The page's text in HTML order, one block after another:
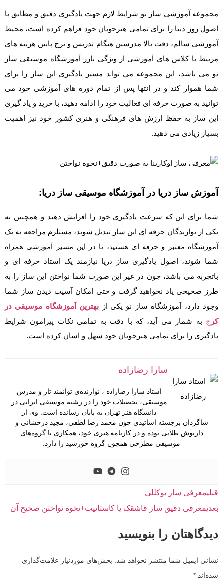
مجموعه آموزشی ساز نو شرایط لازم جهت یادگیری دقیق و مطابق با
اصول روز دنیا را برای تمامی هنرجویان خود فراهم کرده است، محیط
آموزشی سالم، دقت بالا مدرسین هنگام تدریس و نرخ پایین هزینه های
مرتبط با کلاس های آموزشی از ویژگی بارز آموزشگاه موسیقی ساز
نو می باشد، این مجموعه می تواند مسیر یادگیری این ساز را برای
شما هموار کند و در انتها پس از اتمام دوره های آموزشی خود می
توانید به صورت حرفه ای فعالیت خود را ادامه دهید، با خرید و یاد گیری
این ساز به حفظ ارزش های فرهنگی و هنری کشور خود نیز اهمیت
بسیار زیادی می دهید.
آموزش ساز دریا در آموزشگاه موسیقی ساز دریا:
شما برای این که سرعت یادگیری خود را افزایش دهید و همچنین به
یکی از نوازندگان حرفه ای این ساز تبدیل شوید، مستلزم مراجعه به یک
آموزشگاه معتبر و حرفه ای هستید، تا در این مسیر آموزشی همراه
شما شوند، اصول یادگیری ساز دریا نیازمند یک استاد حرفه ای و
باتجربه می باشد، چون در غیر این صورت شما نواختن این ساز را به
طرز صحیحی یاد نخواهید گرفت و حتی امکان آسیب دیدن ساز شما
وجود دارد، آموزشگاه ساز نو یکی از بهترین آموزشگاه موسیقی در
کر ج به شمار می آید، که با دقت به تمامی نکات پیرامون شرایط
یادگیری را برای تمامی هنرجویان خود سهل و آسان کرده است.
سارا رضازاده
استاد سارا رضازاده ، نوازنده‌ی توانمند تار و مدرس
موسیقی، تحصیلات خود را در رشته موسیقی ایرانی در
دانشگاه هنر تهران به پایان رسانده است. وی از
شاگردان برجسته اساتیدی چون محمد رضا لطفی، مجید درخشانی و
داریوش طلایی بوده و در کارنامه هنری خود، همکاری با گروه‌های
موسیقی مطرحی همچون گروه خورشید را دارد.
قبلیمعرفی ساز یوکللی
بعدیمعرفی دقیق ساز قاشقک یا کاستانیت+نحوه نواختن صحیح آن
دیدگاهتان را بنویسید
نشانی ایمیل شما منتشر نخواهد شد.
بخش‌های موردنیاز علامت‌گذاری
شده‌اند *